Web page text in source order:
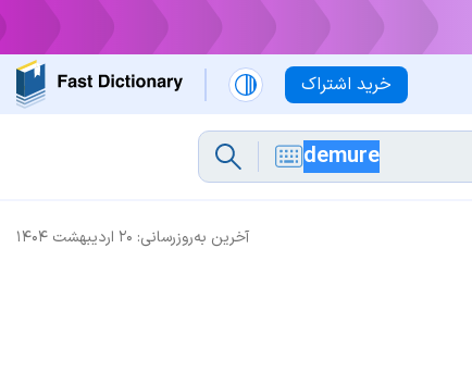
خرید اشتراک
آخرین به‌روزرسانی: ۲۰ اردیبهشت ۱۴۰۴